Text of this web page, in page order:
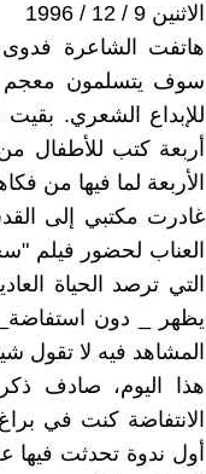
الاثنين 9 / 12 / 1996
هاتفت الشاعرة فدوى
سوف يتسلمون معجم
للإبداع الشعري.
أربعة كتب للأطفال
الأربعة لما فيها من
غادرت مكتبي إلى
العناب لحضور فيلم
التي ترصد الحياة
يظهر _ دون
المشاهد فيه لا تقول
الانتفاضة كنت في
أول ندوة تحدثت فيها